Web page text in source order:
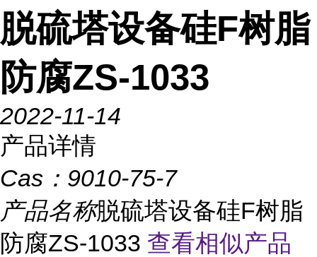
脱硫塔设备硅F树脂
防腐ZS-1033
2022-11-14
产品详情
Cas： 9010-75-7
产品名称脱硫塔设备硅F树脂
防腐ZS-1033 查看相似产品